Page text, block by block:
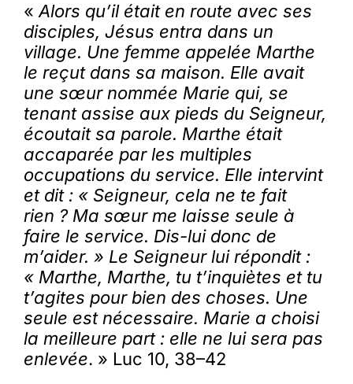
«Alors qu’il était en route avec ses
disciples, Jésus entra dans un
village. Une femme appelée Marthe
le reçut dans sa maison. Elle avait
une sœur nommée Marie qui, se
tenant assise aux pieds du Seigneur,
écoutait sa parole. Marthe était
accaparée par les multiples
occupations du service. Elle intervint
et dit : « Seigneur, cela ne te fait
rien ? Ma sœur me laisse seule à
faire le service. Dis-lui donc de
m’aider. » Le Seigneur lui répondit :
« Marthe, Marthe, tu t’inquiètes et tu
t’agites pour bien des choses. Une
seule est nécessaire. Marie a choisi
la meilleure part : elle ne lui sera pas
enlevée. » Luc 10, 38–42